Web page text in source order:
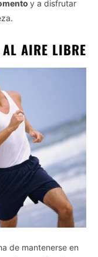
y a disfrutar
AIRE LIBRE
de mantenerse en